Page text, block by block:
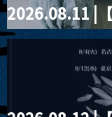
2026.08.11 |
見ル君想フ